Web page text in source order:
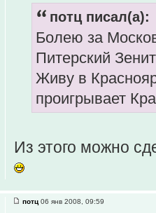
потц писал(а):
Болею за
Питерский
Живу в
проигрывает
Из этого можно
потц 06 янв 2008, 09:59